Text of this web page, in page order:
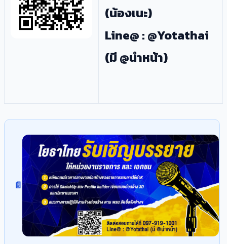
(น้องเนะ)
Line@ : @Yotathai
(มี @นำหน้า)